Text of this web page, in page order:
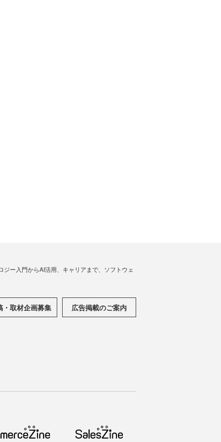
ー入門からAI活用、キャリアまで、ソフトウェ
・取材企画募集 広告掲載のご案内